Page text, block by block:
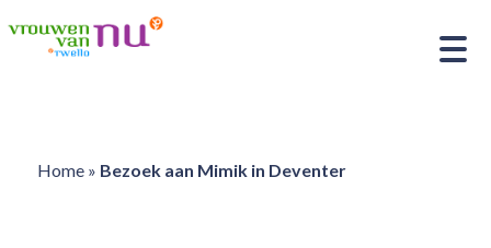
Home» Bezoek aan Mimik in Deventer